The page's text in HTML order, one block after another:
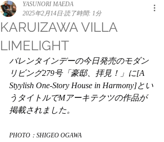
KARUIZAWA VILLA
LIMELIGHT
YASUNORI MAEDA
2025年2月14日 読了時間: 1分
バレンタインデーの今日発売のモダン
リビング279号「豪邸、拝見！」に[A
Styylish One-Story House in Harmony]とい
うタイトルでMアーキテクツの作品が
掲載されました。
PHOTO：SHIGEO OGAWA